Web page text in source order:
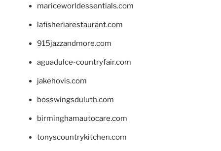
mariceworldessentials.com
lafisheriarestaurant.com
915jazzandmore.com
aguadulce-countryfair.com
jakehovis.com
bosswingsduluth.com
birminghamautocare.com
tonyscountrykitchen.com